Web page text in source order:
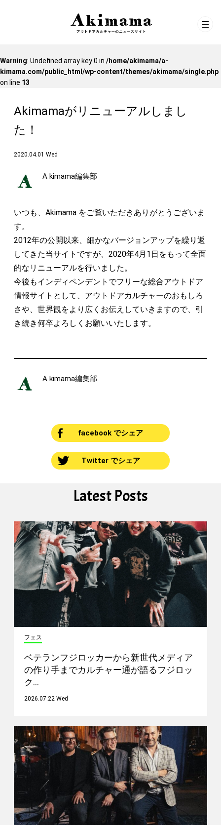
Warning: Undefined array key 0 in /home/akimama/a-
kimama.com/public_html/wp-content/themes/akimama/single.php
on line 13
Akimamaがリニューアルしまし
た！
2020.04.01 Wed
A kimama編集部
いつも、Akimama をご覧いただきありがとうございま
す。
2012年の公開以来、細かなバージョンアップを繰り返
してきた当サイトですが、2020年4月1日をもって全面
的なリニューアルを行いました。
今後もインディペンデントでフリーな総合アウトドア
情報サイトとして、アウトドアカルチャーのおもしろ
さや、世界観をより広くお伝えしていきますので、引
き続き何卒よろしくお願いいたします。
A kimama編集部
facebook でシェア
Twitter でシェア
Latest Posts
フェス
ベテランフジロッカーから新世代メディア
の作り手までカルチャー通が語るフジロッ
ク…
2026.07.22 Wed